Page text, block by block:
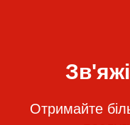
Отримайте